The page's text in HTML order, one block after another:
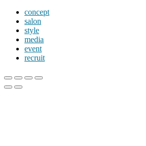
concept
salon
style
media
event
recruit